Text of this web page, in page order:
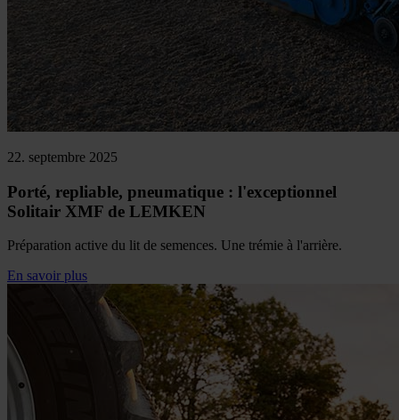
22. septembre 2025
Porté, repliable, pneumatique : l'exceptionnel
Solitair XMF de LEMKEN
Préparation active du lit de semences. Une trémie à l'arrière.
En savoir plus